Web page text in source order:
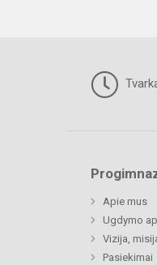
Apie mus
Ugdymo
Vizija,
Pasiekimai